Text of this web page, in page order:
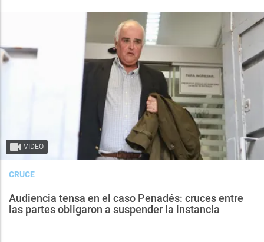
VIDEO
CRUCE
Audiencia tensa en el caso Penadés: cruces entre
las partes obligaron a suspender la instancia